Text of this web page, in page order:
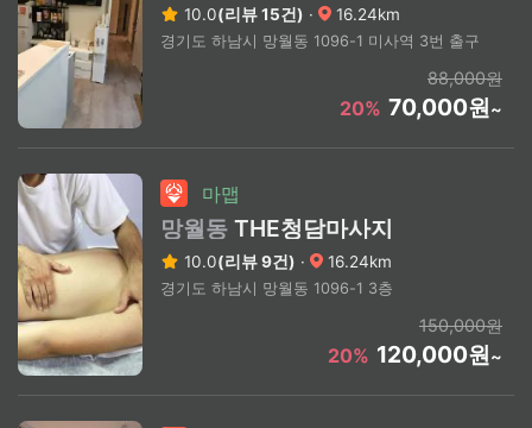
10.0(리뷰 15건) · 16.24km
경기도 하남시 망월동 1096-1 미사역 3번 출구
88,000원
20% 70,000원~
마맵
망월동 THE청담마사지
10.0(리뷰 9건) · 16.24km
경기도 하남시 망월동 1096-1 3층
150,000원
20% 120,000원~